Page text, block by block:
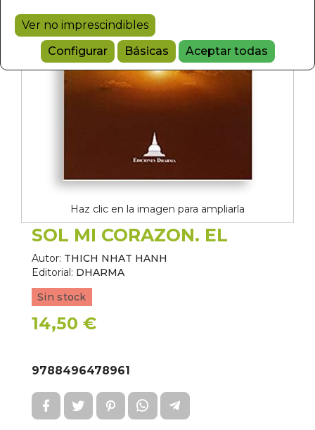
Ver no imprescindibles
Configurar
Básicas Aceptar todas
Haz clic en la imagen para ampliarla
SOL MI CORAZON. EL
Autor: THICH NHAT HANH
Editorial: DHARMA
Sin stock
14,50 €
9788496478961